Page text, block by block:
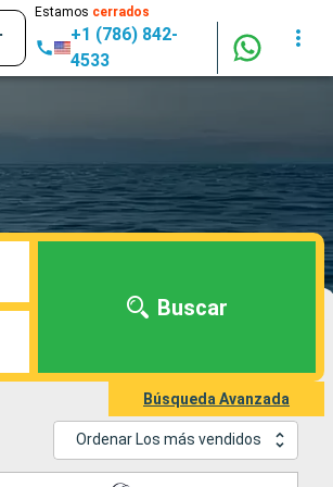
Estamos cerrados
+1 (786) 842-
4533
Buscar
Búsqueda Avanzada
Ordenar Los más vendidos